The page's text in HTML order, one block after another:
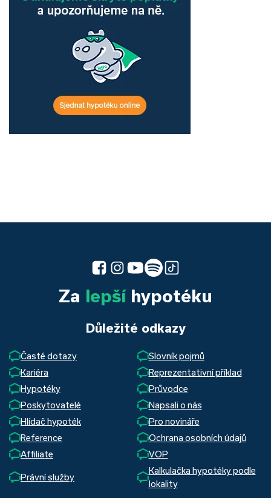
Za lepšíhypotéku
Důležité odkazy
Časté dotazy
Slovník pojmů
Kariéra
Reprezentativní příklad
Hypotéky
Průvodce
Poskytovatelé
Napsali o nás
Hlídač hypoték
Pro novináře
Reference
Ochrana osobních údajů
Affiliate
VOP
Právní služby
Kalkulačka hypotéky podle
lokality